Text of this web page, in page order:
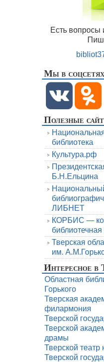
Есть вопросы
Мы в соцсетях
Полезные
библиотека
Культура.рф
Б.Н.Ельцина
ЛИБНЕТ
КОРБИС —
библиотечная
Тверская
им.
Интересное в
Областная
Горького
Тверская
филармония
Тверской
Тверской
драмы
Тверской театр
Тверской